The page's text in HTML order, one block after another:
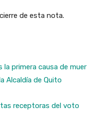
de esta nota.
la primera causa de
Alcaldía de Quito
receptoras del voto